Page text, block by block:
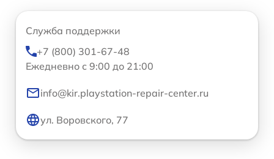
Служба поддержки
+7 (800) 301-67-48
Ежедневно с 9:00 до 21:00
info@kir.playstation-repair-center.ru
ул. Воровского, 77